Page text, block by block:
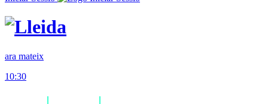
ara mateix
10:30